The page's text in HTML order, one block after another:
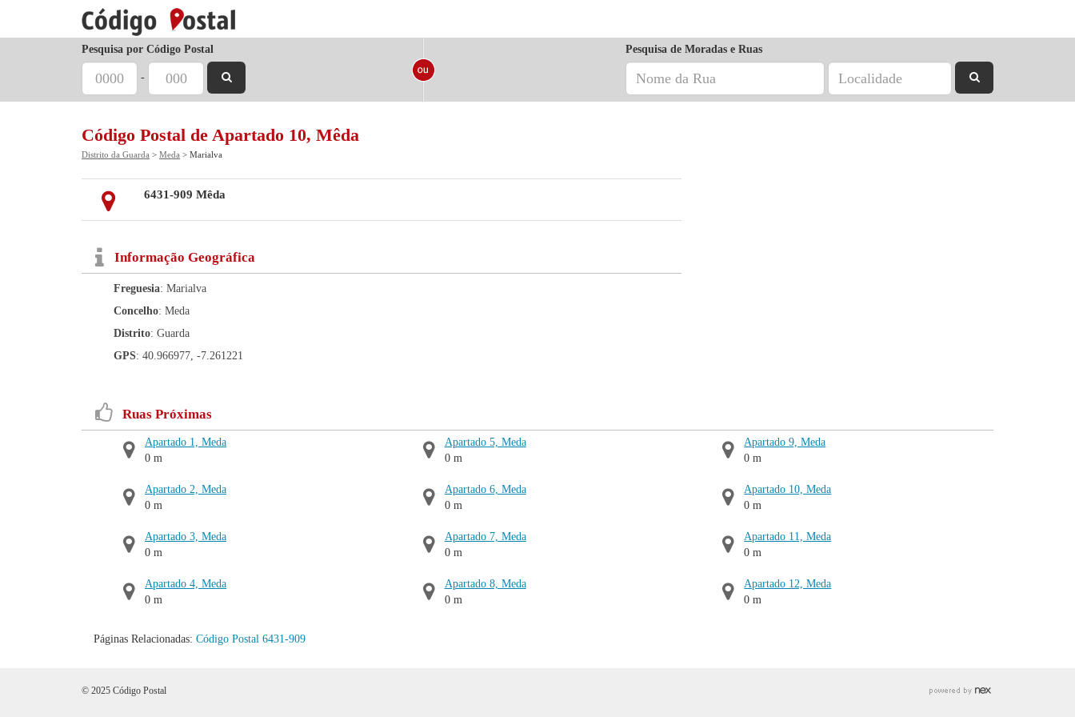
Pesquisa por Código Postal
-
Pesquisa de Moradas e Ruas
Código Postal de Apartado 10, Mêda
Distrito da Guarda > Meda > Marialva
6431-909 Mêda
Informação Geográfica
Freguesia: Marialva
Concelho: Meda
Distrito: Guarda
GPS: 40.966977, -7.261221
Ruas Próximas
Apartado 1, Meda
0 m
Apartado 2, Meda
0 m
Apartado 3, Meda
0 m
Apartado 4, Meda
0 m
Apartado 5, Meda
0 m
Apartado 6, Meda
0 m
Apartado 7, Meda
0 m
Apartado 8, Meda
0 m
Apartado 9, Meda
0 m
Apartado 10, Meda
0 m
Apartado 11, Meda
0 m
Apartado 12, Meda
0 m
Páginas Relacionadas: Código Postal 6431-909
© 2025 Código Postal